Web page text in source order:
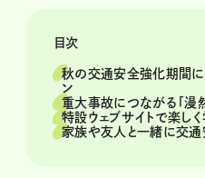
目次
秋の交通安全強化期間
ン
重大事故につながる「漫
特設ウェブサイトで楽し
家族や友人と一緒に交